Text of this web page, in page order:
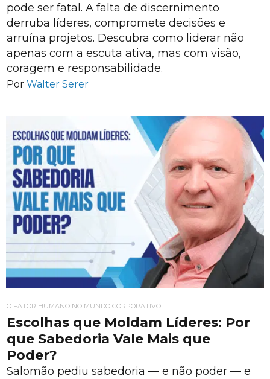
pode ser fatal. A falta de discernimento
derruba líderes, compromete decisões e
arruína projetos. Descubra como liderar não
apenas com a escuta ativa, mas com visão,
coragem e responsabilidade.
Por Walter Serer
O FATOR HUMANO NO MUNDO CORPORATIVO
Escolhas que Moldam Líderes: Por
que Sabedoria Vale Mais que
Poder?
Salomão pediu sabedoria — e não poder — e